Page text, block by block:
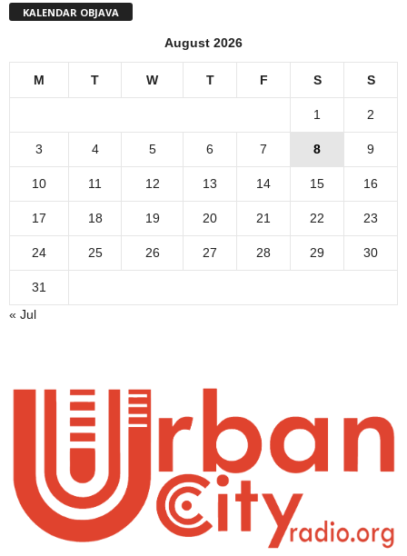
KALENDAR OBJAVA
August 2026
M T W T F S S
1 2
3 4 5 6 7 8 9
10 11 12 13 14 15 16
17 18 19 20 21 22 23
24 25 26 27 28 29 30
31
« Jul